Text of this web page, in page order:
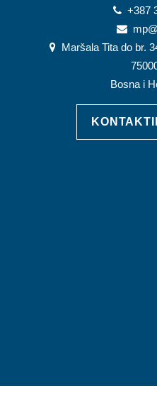
+387
Maršala Tita do br.
Bosna i